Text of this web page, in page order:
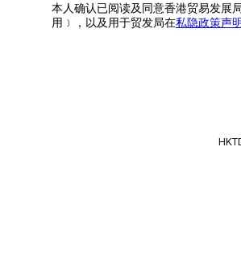
本人确认已阅读及同意香港贸易发展
用﹞，以及用于贸发局在私隐政策声明